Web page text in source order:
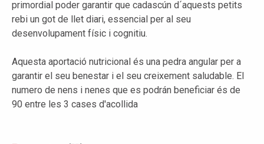
primordial poder garantir que cadascún d´aquests petits
rebi un got de llet diari, essencial per al seu
desenvolupament físic i cognitiu.
Aquesta aportació nutricional és una pedra angular per a
garantir el seu benestar i el seu creixement saludable. El
numero de nens i nenes que es podrán beneficiar és de
90 entre les 3 cases d'acollida